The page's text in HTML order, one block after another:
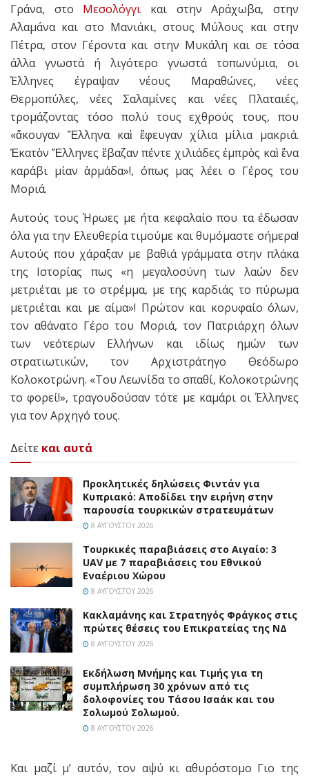
Γράνα, στο Μεσολόγγι και στην Αράχωβα, στην
Αλαμάνα και στο Μανιάκι, στους Μύλους και στην
Πέτρα, στον Γέροντα και στην Μυκάλη και σε τόσα
άλλα γνωστά ή λιγότερο γνωστά τοπωνύμια, οι
Έλληνες έγραψαν νέους Μαραθώνες, νέες
Θερμοπύλες, νέες Σαλαμίνες και νέες Πλαταιές,
τρομάζοντας τόσο πολύ τους εχθρούς τους, που
«ἄκουγαν Ἕλληνα καὶ ἔφευγαν χίλια μίλια μακριά.
Ἑκατὸν Ἕλληνες ἔβαζαν πέντε χιλιάδες ἐμπρὸς καὶ ἕνα
καράβι μίαν ἁρμάδα»!, όπως μας λέει ο Γέρος του
Μοριά.
Αυτούς τους Ήρωες με ήτα κεφαλαίο που τα έδωσαν
όλα για την Ελευθερία τιμούμε και θυμόμαστε σήμερα!
Αυτούς που χάραξαν με βαθιά γράμματα στην πλάκα
της Ιστορίας πως «η μεγαλοσύνη των λαών δεν
μετριέται με το στρέμμα, με της καρδιάς το πύρωμα
μετριέται και με αίμα»! Πρώτον και κορυφαίο όλων,
τον αθάνατο Γέρο του Μοριά, τον Πατριάρχη όλων
των νεότερων Ελλήνων και ιδίως ημών των
στρατιωτικών, τον Αρχιστράτηγο Θεόδωρο
Κολοκοτρώνη. «Του Λεωνίδα το σπαθί, Κολοκοτρώνης
το φορεί!», τραγουδούσαν τότε με καμάρι οι Έλληνες
για τον Αρχηγό τους.
Δείτε και αυτά
Προκλητικές δηλώσεις Φιντάν για
Κυπριακό: Αποδίδει την ειρήνη στην
παρουσία τουρκικών στρατευμάτων
8 ΑΥΓΟΎΣΤΟΥ 2026
Τουρκικές παραβιάσεις στο Αιγαίο: 3
UAV με 7 παραβιάσεις του Εθνικού
Εναέριου Χώρου
8 ΑΥΓΟΎΣΤΟΥ 2026
Κακλαμάνης και Στρατηγός Φράγκος στις
πρώτες θέσεις του Επικρατείας της ΝΔ
8 ΑΥΓΟΎΣΤΟΥ 2026
Εκδήλωση Μνήμης και Τιμής για τη
συμπλήρωση 30 χρόνων από τις
δολοφονίες του Τάσου Ισαάκ και του
Σολωμού Σολωμού.
8 ΑΥΓΟΎΣΤΟΥ 2026
Και μαζί μ’ αυτόν, τον αψύ κι αθυρόστομο Γιο της